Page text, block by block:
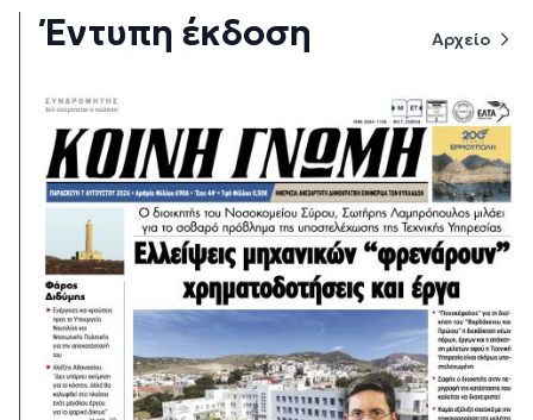
Έντυπη έκδοση Αρχείο